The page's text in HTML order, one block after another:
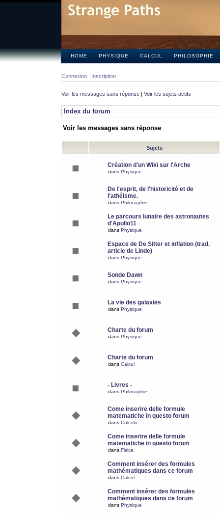
HOME PHYSIQUE CALCUL PHILOSOPHIE
Connexion Inscription
Voir les messages sans réponse | Voir les sujets actifs
Index du forum
Voir les messages sans réponse
Sujets
Création d'un Wiki sur l'Arche
dans Physique
De l'esprit, de l'historicité et de
l'athéisme.
dans Philosophie
Le parcours lunaire des astronautes
d'Apollo11
dans Physique
Espace de De Sitter et inflation (trad.
article de Linde)
dans Physique
Sonde Dawn
dans Physique
La vie des galaxies
dans Physique
Charte du forum
dans Physique
Charte du forum
dans Calcul
- Livres -
dans Philosophie
Come inserire delle formule
matematiche in questo forum
dans Calcolo
Come inserire delle formule
matematiche in questo forum
dans Fisica
Comment insérer des formules
mathématiques dans ce forum
dans Calcul
Comment insérer des formules
mathématiques dans ce forum
dans Physique